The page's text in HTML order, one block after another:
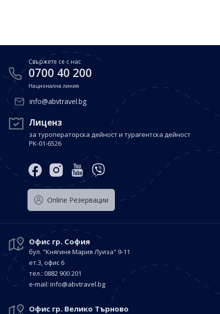
Почивки в Италия
Почивки в Доминиканска република
Почивки в Дубай
Почивка в Мексико
Политика за поверителност
Контакти
Вход за агенти
Свържете се с нас
0700 40 200
Свържете се с нас
0700 40 200
Национална линия
info@abvtravel.bg
Лиценз
за туроператорска дейност и турагентска дейност
РК-01-6526
Оnline Резервации
Офис гр. София
бул. "Княгиня Мария Луиза" 9-11
ет.3, офис 6
тел.: 0882 900 201
е-mail: info@abvtravel.bg
Офис гр. Велико Търново